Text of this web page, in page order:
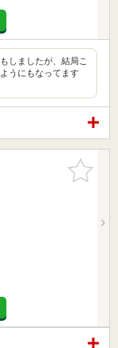
しましたが、結局こ
うにもなってます
お気に入
りに追加